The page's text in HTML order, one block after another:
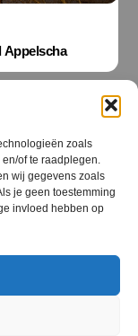
zoals
of te raadplegen.
wij gegevens zoals
je geen toestemming
invloed hebben op
Appelscha